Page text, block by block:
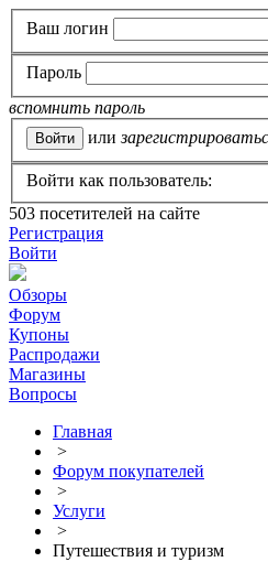
Ваш логин
Пароль
вспомнить пароль
или
Войти как пользователь:
503 посетителей на сайте
Регистрация
Войти
Обзоры
Форум
Купоны
Распродажи
Магазины
Вопросы
Главная
>
Форум покупателей
>
Услуги
>
Путешествия и туризм